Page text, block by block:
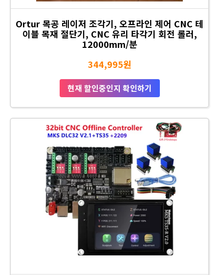
Ortur 목공 레이저 조각기, 오프라인 제어 CNC 테
이블 목재 절단기, CNC 유리 타각기 회전 롤러,
12000mm/분
344,995원
현재 할인중인지 확인하기